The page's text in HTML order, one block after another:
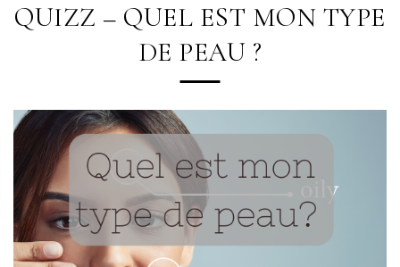
QUIZZ – QUEL EST MON TYPE
DE PEAU ?